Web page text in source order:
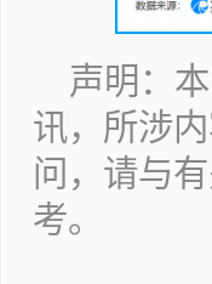
声明：
讯，所涉
问，请与
考。